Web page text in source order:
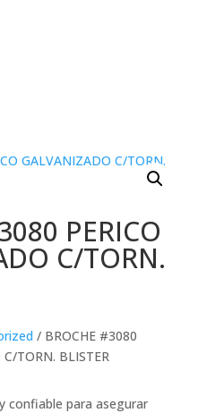
PERICO
C/TORN.
/ BROCHE #3080
TORN. BLISTER
confiable para asegurar